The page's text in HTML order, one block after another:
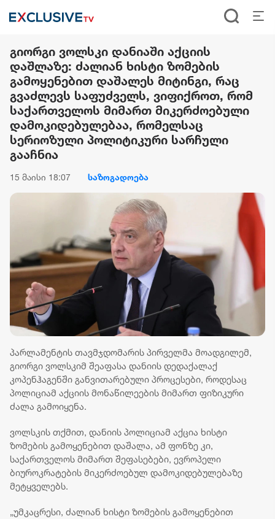
გიორგი ვოლსკი დანიაში აქციის
დაშლაზე: ძალიან ხისტი ზომების
გამოყენებით დაშალეს მიტინგი, რაც
გვაძლევს საფუძველს, ვიფიქროთ, რომ
საქართველოს მიმართ მიკერძოებული
დამოკიდებულებაა, რომელსაც
სერიოზული პოლიტიკური სარჩული
გააჩნია
15 მაისი 18:07 საზოგადოება
პარლამენტის თავმჯდომარის პირველმა მოადგილემ,
გიორგი ვოლსკიმ შეაფასა დანიის დედაქალაქ
კოპენჰაგენში განვითარებული პროცესები, როდესაც
პოლიციამ აქციის მონაწილეების მიმართ ფიზიკური
ძალა გამოიყენა.
ვოლსკის თქმით, დანიის პოლიციამ აქცია ხისტი
ზომების გამოყენებით დაშალა, ამ ფონზე კი,
საქართველოს მიმართ შეფასებები, ევროპელი
ბიუროკრატების მიკერძოებულ დამოკიდებულებაზე
მეტყველებს.
„უმკაცრესი, ძალიან ხისტი ზომების გამოყენებით